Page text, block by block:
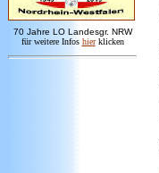
70 Jahre LO Landesgr. NRW
für weitere Infos hier klicken